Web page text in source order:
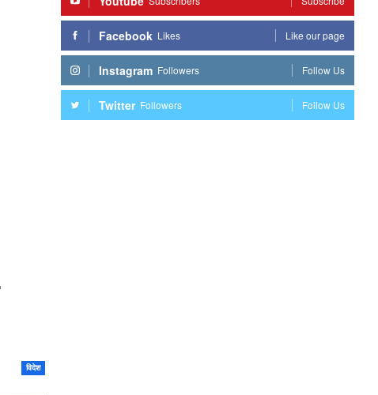
विदेश
Facebook Likes Like our page
Instagram Followers Follow Us
Twitter Followers Follow Us